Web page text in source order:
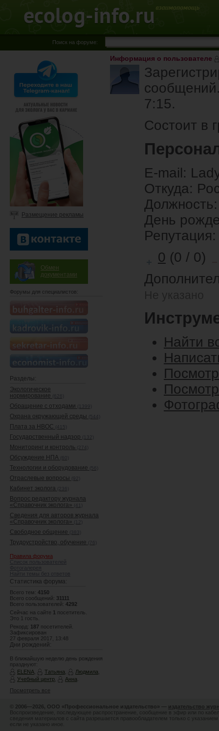
Поиск на форуме:
Размещение рекламы
Обмен
документами
Форумы для специалистов:
Разделы:
Экологическое
нормирование
Обращение с отходами (1399)
Охрана окружающей среды (544)
Плата за НВОС (415)
Государственный надзор (132)
Мониторинг и контроль (274)
Обсуждение НПА
Технологии и оборудование (56)
Отраслевые вопросы (92)
Кабинет эколога (236)
Вопрос редактору журнала
«Справочник эколога»
Сведения для авторов журнала
«Справочник эколога»
Свободное общение (383)
Трудоустройство, обучение (76)
Правила форума
Список пользователей
Фотогалерея
Найти темы без ответов
Статистика форума:
Всего тем: 4150
Всего сообщений: 31111
Всего пользователей: 4292
Сейчас на сайте 1 посетитель.
Это 1 гость.
Рекорд: 187 посетителей.
Зафиксирован
27 февраля 2017, 13:48
Дни рождений:
В ближайшую неделю день рождения
празднуют:
ELENA
Татьяна Людмила
Учебный центр
Анна
Посмотреть все
Информация о пользователе
7:15.
Состоит в
E-mail:
Откуда:
День
Репутация:
0 (0 / 0)
Найти
© 2006—2026, ООО «Профессиональное издательство» — издательство
Воспроизведение, последующее распространение, сообщение в эфир или по
сведения материалов с сайта разрешается правообладателем только с
если не указано иное.